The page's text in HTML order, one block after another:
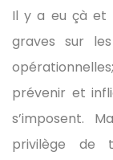
Il y a eu çà et
graves sur
prévenir et
s’imposent.
privilège de